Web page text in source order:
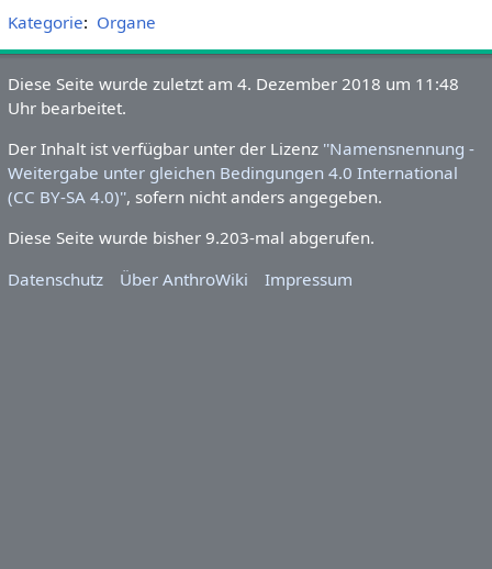
Kategorie:Organe
Diese Seite wurde zuletzt am 4.
Dezember 2018 um 11:48 Uhr
Weitergabe unter gleichen Bedingungen 4.0 International